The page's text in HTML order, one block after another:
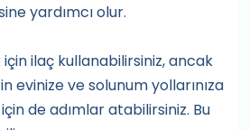
yardımcı olur.
ilaç kullanabilirsiniz, ancak
evinize ve solunum yollarınıza
de adımlar atabilirsiniz. Bu